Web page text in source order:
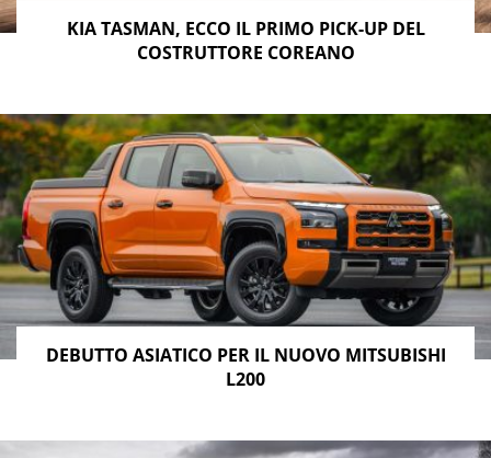
MOTORI A BENZINA E DIESEL
Il Ford Ranger è disponibile condue motorizzazioni a
benzina e un diesel.Tutte le versioni sono dotate di
trazione integrale intelligente.
Due le versioni a benzina: il Ford Ranger 2.0L EcoBlue
da170 CV concambio manualea 6 marce o
automaticoa 10 rapporti, e il Ford Ranger 2.0L
EcoBlueBi-Turbo da 210 CV, esclusivamente con
cambio automatico a 10 rapporti.
da 240 CV,perfetto per affrontare i terreni più difficili o
KIA TASMAN, ECCO IL PRIMO PICK-UP DEL
COSTRUTTORE COREANO
DEBUTTO ASIATICO PER IL NUOVO MITSUBISHI
L200